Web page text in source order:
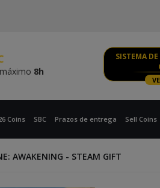
8h
8h
SISTEMA
Coins SBC Prazos de entrega Sell Coins
AWAKENING - STEAM GIFT